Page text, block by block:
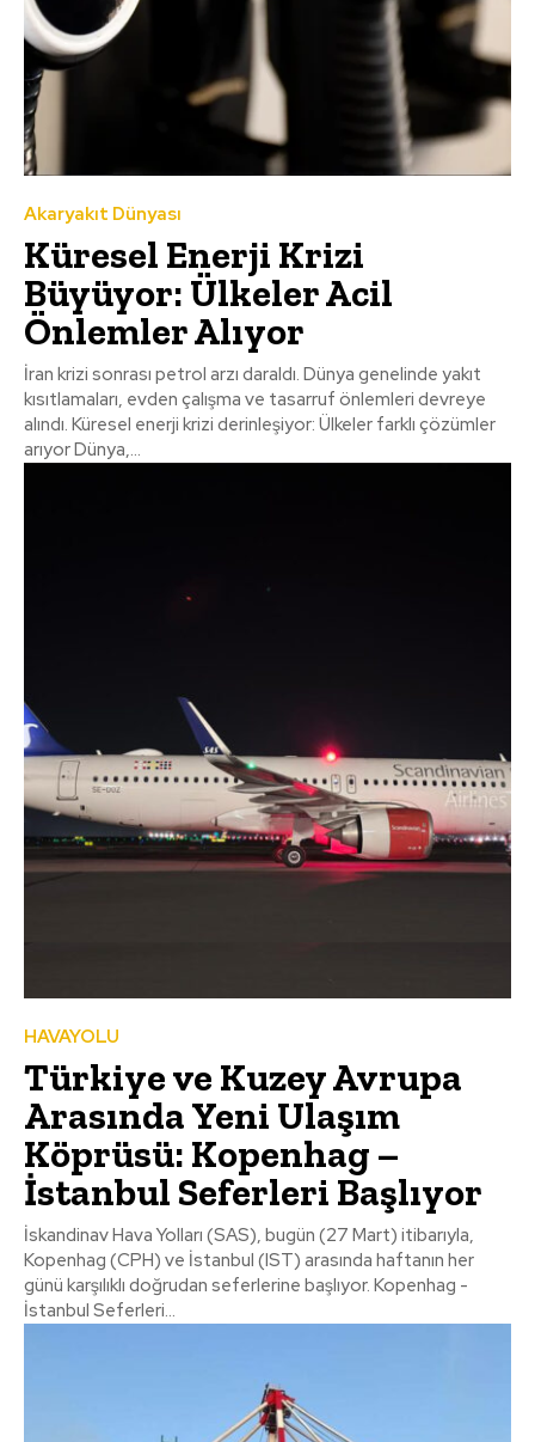
Akaryakıt Dünyası
Küresel Enerji Krizi
Büyüyor: Ülkeler Acil
Önlemler Alıyor
İran krizi sonrası petrol arzı daraldı. Dünya genelinde yakıt
kısıtlamaları, evden çalışma ve tasarruf önlemleri devreye
alındı. Küresel enerji krizi derinleşiyor: Ülkeler farklı çözümler
arıyor Dünya,...
HAVAYOLU
Türkiye ve Kuzey Avrupa
Arasında Yeni Ulaşım
Köprüsü: Kopenhag –
İstanbul Seferleri Başlıyor
İskandinav Hava Yolları (SAS), bugün (27 Mart) itibarıyla,
Kopenhag (CPH) ve İstanbul (IST) arasında haftanın her
günü karşılıklı doğrudan seferlerine başlıyor. Kopenhag -
İstanbul Seferleri...